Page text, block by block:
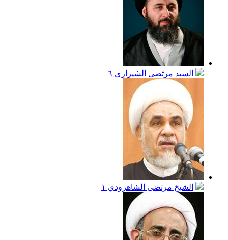
السيد مرتضى الشيرازي ٦
الشيخ مرتضى الشاهرودي ١